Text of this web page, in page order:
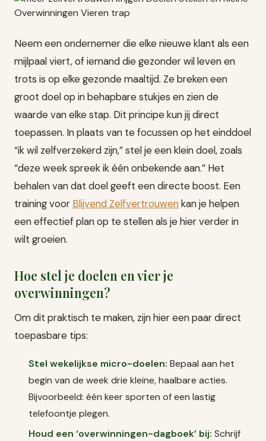
Neem een ondernemer die elke nieuwe klant als een
mijlpaal viert, of iemand die gezonder wil leven en
trots is op elke gezonde maaltijd. Ze breken een
groot doel op in behapbare stukjes en zien de
waarde van elke stap. Dit principe kun jij direct
toepassen. In plaats van te focussen op het einddoel
“ik wil zelfverzekerd zijn,” stel je een klein doel, zoals
“deze week spreek ik één onbekende aan.” Het
behalen van dat doel geeft een directe boost. Een
training voor Blijvend Zelfvertrouwenkan je helpen
een effectief plan op te stellen als je hier verder in
wilt groeien.
Hoe stel je doelen en vier je
overwinningen?
Om dit praktisch te maken, zijn hier een paar direct
toepasbare tips:
Stel wekelijkse micro-doelen: Bepaal aan het
begin van de week drie kleine, haalbare acties.
Bijvoorbeeld: één keer sporten of een lastig
telefoontje plegen.
Houd een ‘overwinningen-dagboek’ bij: Schrijf